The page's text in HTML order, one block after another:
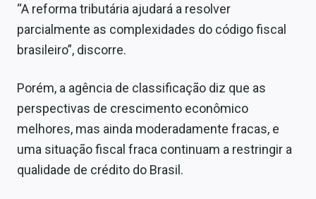
“A reforma tributária ajudará a resolver
parcialmente as complexidades do código fiscal
brasileiro”, discorre.
Porém, a agência de classificação diz que as
perspectivas de crescimento econômico
melhores, mas ainda moderadamente fracas, e
uma situação fiscal fraca continuam a restringir a
qualidade de crédito do Brasil.